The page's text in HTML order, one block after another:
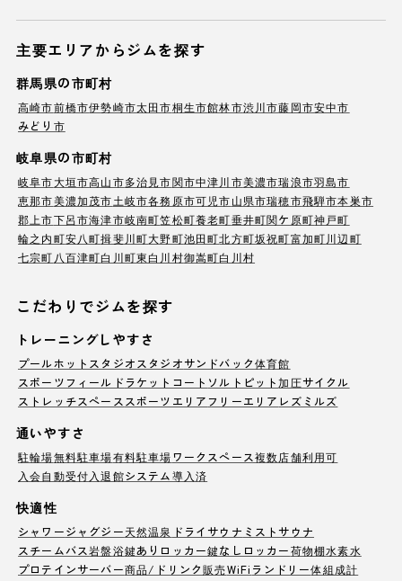
主要エリアからジムを探す
群馬県の市町村
高崎市前橋市伊勢崎市太田市桐生市館林市渋川市藤岡市安中市
みどり市
岐阜県の市町村
岐阜市大垣市高山市多治見市関市中津川市美濃市瑞浪市羽島市
恵那市美濃加茂市土岐市各務原市可児市山県市瑞穂市飛騨市本巣市
郡上市下呂市海津市岐南町笠松町養老町垂井町関ケ原町神戸町
輪之内町安八町揖斐川町大野町池田町北方町坂祝町富加町川辺町
七宗町 八百津町白川町東白川村御嵩町白川村
こだわりでジムを探す
トレーニングしやすさ
プールホットスタジオ スタジオサンドバック体育館
スポーツフィールド ラケットコート ソルトピット加圧サイクル
ストレッチスペース スポーツエリア フリーエリア レズミルズ
通いやすさ
駐輪場無料駐車場有料駐車場ワークスペース複数店舗利用可
入会自動受付 入退館システム導入済
快適性
シャワージャグジー天然温泉 ドライサウナ ミストサウナ
スチームバス岩盤浴鍵ありロッカー鍵なしロッカー荷物棚水素水
プロテインサーバー商品/ドリンク販売WiFi ランドリー体組成計